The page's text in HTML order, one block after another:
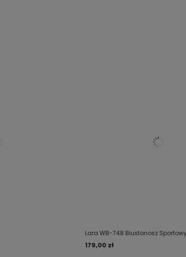
Lara WB-748 Biustonosz
179,00 zł